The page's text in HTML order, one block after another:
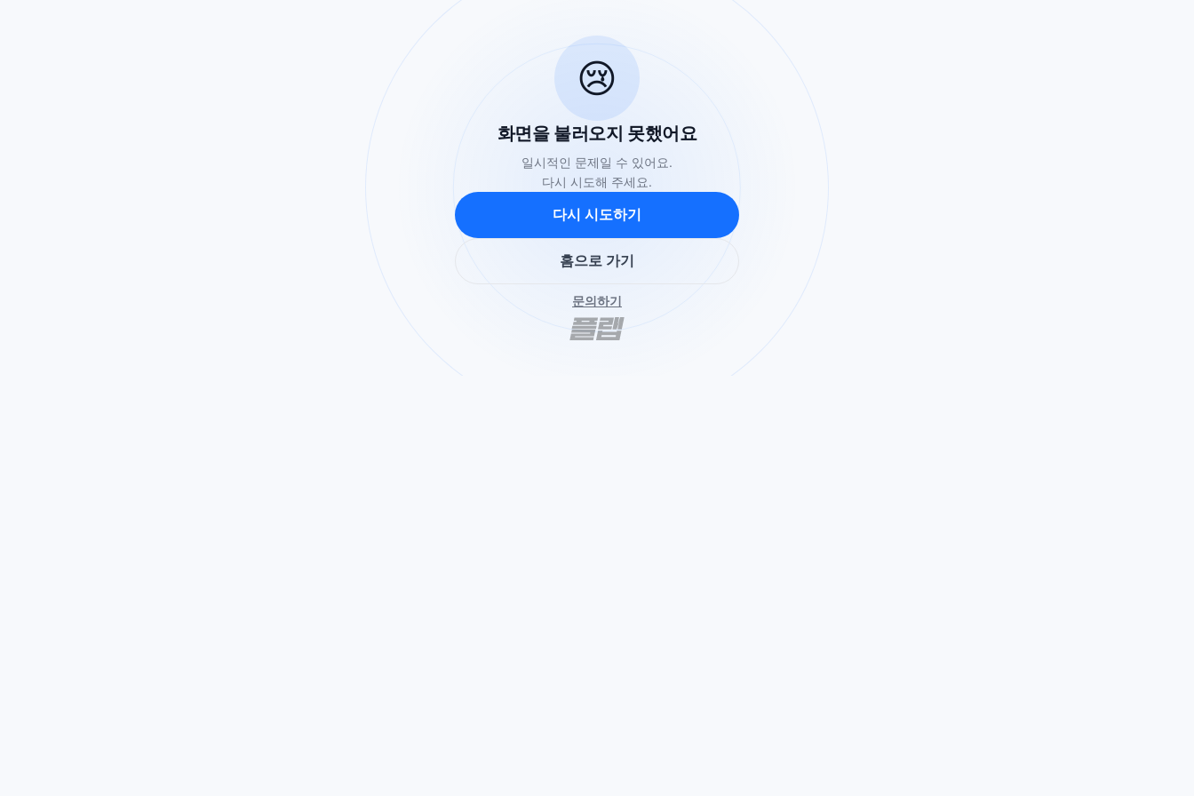
😢
화면을 불러오지 못했어요
일시적인 문제일 수 있어요.
다시 시도해 주세요.
다시 시도하기
홈으로 가기
문의하기